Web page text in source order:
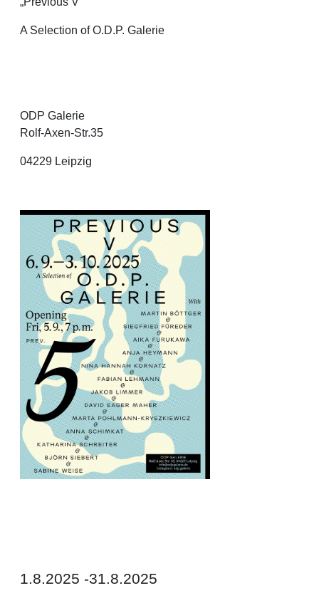
A Selection of O.D.P. Galerie
ODP Galerie
Rolf-Axen-Str.35
04229 Leipzig
1.8.2025 -31.8.2025